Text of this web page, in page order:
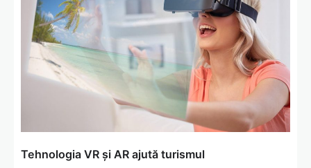
Tehnologia VR și AR ajută turismul